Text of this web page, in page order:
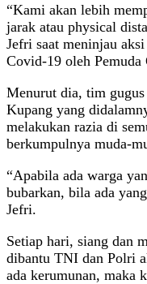
“Kami akan lebih
jarak atau physical
Jefri saat meninjau
Covid-19 oleh
Menurut dia, tim
Kupang yang
melakukan razia di
berkumpulnya muda-
“Apabila ada warga
bubarkan, bila ada
Jefri.
Setiap hari, siang dan
dibantu TNI dan Polri
ada kerumunan, maka